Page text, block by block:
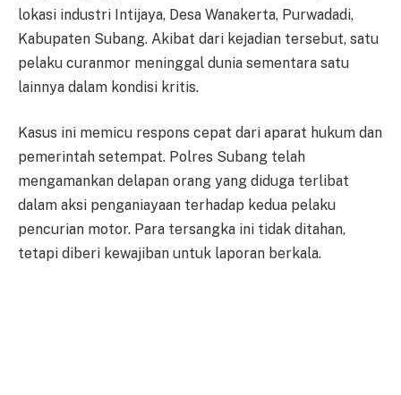
lokasi industri Intijaya, Desa Wanakerta, Purwadadi,
Kabupaten Subang. Akibat dari kejadian tersebut, satu
pelaku curanmor meninggal dunia sementara satu
lainnya dalam kondisi kritis.
Kasus ini memicu respons cepat dari aparat hukum dan
pemerintah setempat. Polres Subang telah
mengamankan delapan orang yang diduga terlibat
dalam aksi penganiayaan terhadap kedua pelaku
pencurian motor. Para tersangka ini tidak ditahan,
tetapi diberi kewajiban untuk laporan berkala.